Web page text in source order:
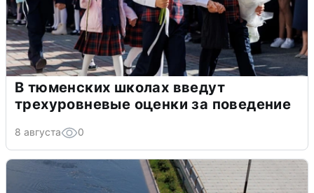
В тюменских школах введут
трехуровневые оценки за поведение
8 августа 0